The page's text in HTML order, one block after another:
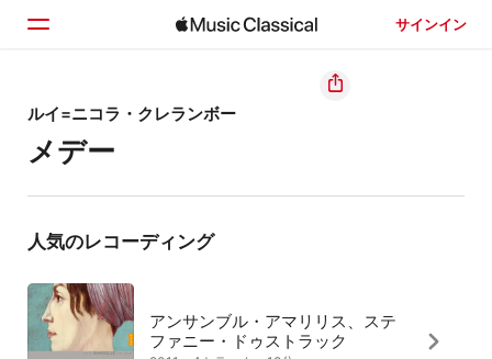
サインイン
ホーム
見つける
検索
ルイ=ニコラ・クレランボー
メデー
人気のレコーディング
アンサンブル・アマリリス、ステ
ファニー・ドゥストラック